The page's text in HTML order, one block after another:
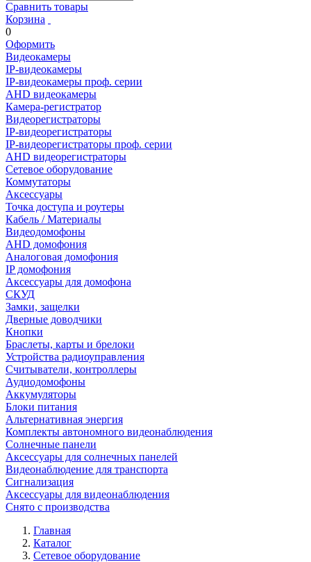
Сравнить товары
Корзина
0
Оформить
Видеокамеры
IP-видеокамеры
IP-видеокамеры проф. серии
AHD видеокамеры
Камера-регистратор
Видеорегистраторы
IP-видеорегистраторы
IP-видеорегистраторы проф. серии
AHD видеорегистраторы
Сетевое оборудование
Коммутаторы
Аксессуары
Точка доступа и роутеры
Кабель / Материалы
Видеодомофоны
AHD домофония
Аналоговая домофония
IP домофония
Аксессуары для домофона
СКУД
Замки, защелки
Дверные доводчики
Кнопки
Браслеты, карты и брелоки
Устройства радиоуправления
Считыватели, контроллеры
Аудиодомофоны
Аккумуляторы
Блоки питания
Альтернативная энергия
Комплекты автономного видеонаблюдения
Солнечные панели
Аксессуары для солнечных панелей
Видеонаблюдение для транспорта
Сигнализация
Аксессуары для видеонаблюдения
Снято с производства
Главная
Каталог
Сетевое оборудование